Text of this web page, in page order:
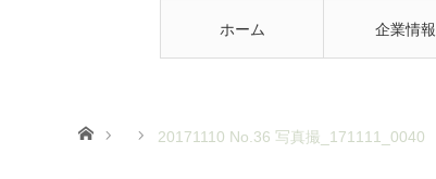
ホーム 企業情報
ホーム 20171110 No.36 写真撮_171111_0040